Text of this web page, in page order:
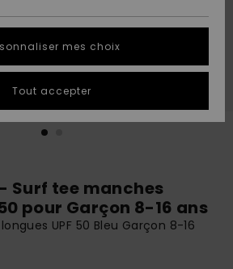
la
rapide
Surf tee manches
pour Garçon 8-16 ans
UPF 50 Bleu Garçon 8-16
mes choix
Tout accepter